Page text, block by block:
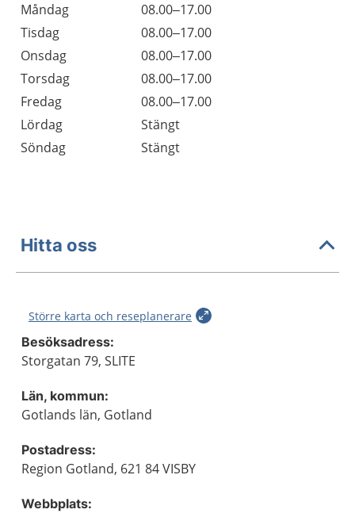
Dag
Öppettider
Kommentarer
Måndag
08.00–17.00
Tisdag
08.00–17.00
Onsdag
08.00–17.00
Torsdag
08.00–17.00
Fredag
08.00–17.00
Lördag
Stängt
Söndag
Stängt
Hitta oss
Större karta och reseplanerare
Besöksadress:
Storgatan 79, SLITE
Län, kommun:
Gotlands län, Gotland
Postadress:
Region Gotland, 621 84 VISBY
Webbplats: